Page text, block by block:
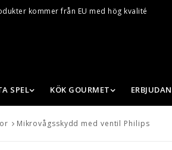
kommer från EU med hög kvalité
SPEL KÖK GOURMET
Mikrovågsskydd med ventil Philips